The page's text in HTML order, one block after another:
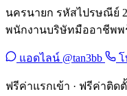
นครนายก รหัสไปรษณีย์
พนักงานบริษัทมืออาชีพพ
แอดไลน์ @tan3bb โ
ฟรีค่าแรกเข้า · ฟรีค่าติด